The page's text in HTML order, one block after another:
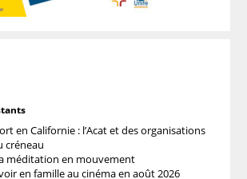
en Californie : l’Acat et des organisations
créneau
méditation en mouvement
en famille au cinéma en août 2026